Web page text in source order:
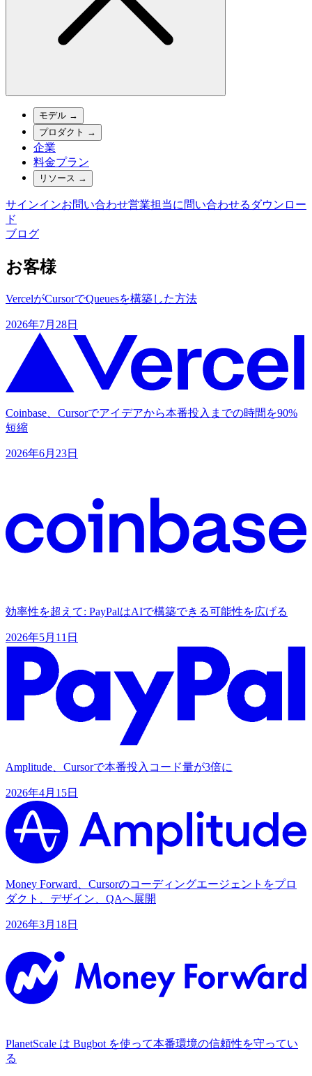
モデル →
プロダクト →
企業
料金プラン
リソース →
サインインお問い合わせ営業担当に問い合わせる ダウンロー
ド
ブログ
お客様
VercelがCursorでQueuesを構築した方法
2026年7月28日
Coinbase、Cursorでアイデアから本番投入までの時間を90%
短縮
2026年6月23日
効率性を超えて: PayPalはAIで構築できる可能性を広げる
2026年5月11日
Amplitude、Cursorで本番投入コード量が3倍に
2026年4月15日
Money Forward、Cursorのコーディングエージェントをプロ
ダクト、デザイン、QAへ展開
2026年3月18日
PlanetScale は Bugbot を使って本番環境の信頼性を守ってい
る